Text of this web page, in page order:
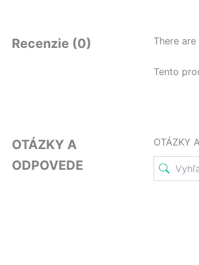
Recenzie (0) There
Tento
OTÁZKY A
ODPOVEDE
OTÁZKY